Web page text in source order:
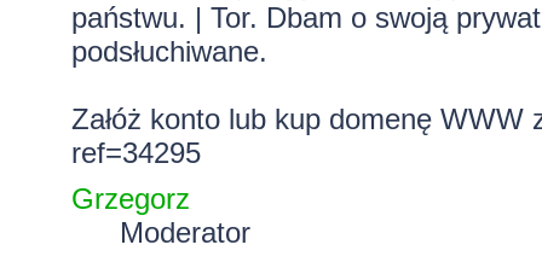
państwu. | Tor. Dbam o swoją
podsłuchiwane.
Załóż konto lub kup domenę
ref=34295
Grzegorz
Moderator